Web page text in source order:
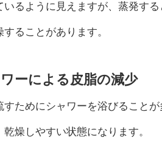
いるように見えますが、蒸発す
ることがあります。
ーによる皮脂の減少
すためにシャワーを浴びること
燥しやすい状態になります。